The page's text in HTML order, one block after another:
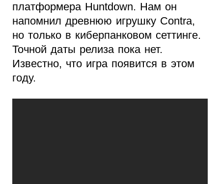
платформера Huntdown. Нам он
напомнил древнюю игрушку Contra,
но только в киберпанковом сеттинге.
Точной даты релиза пока нет.
Известно, что игра появится в этом
году.